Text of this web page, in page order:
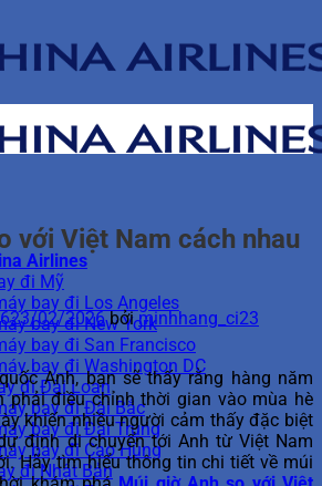
Airlines
đi Mỹ
bay đi Los Angeles
bay đi New York
bay đi San Francisco
bay đi Washington DC
đi Đài Loan
bay đi Đài Bắc
bay đi Đài Trung
bay đi Cao Hùng
đi Nhật Bản
với Việt Nam cách nhau
23/02/2026 bởiminhhang_ci23
Anh, bạn sẽ thấy rằng hàng năm
phải điều chỉnh thời gian vào mùa hè
khiến nhiều người cảm thấy đặc biệt
định di chuyển tới Anh từ Việt Nam
Hãy tìm hiểu thông tin chi tiết về múi